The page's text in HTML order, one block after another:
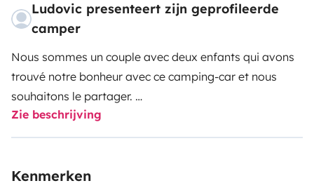
Ludovic presenteert zijn geprofileerde
camper
Nous sommes un couple avec deux enfants qui avons
trouvé notre bonheur avec ce camping-car et nous
souhaitons le partager.
C’est un camping-car neuf et très bien équipé. Modèle
profilé ultra compact de 6,99m, il offre 5 places carte
Zie beschrijving
Kenmerken